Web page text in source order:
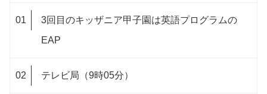
3回目のキッザニア甲子園は英語プログラムの
EAP
テレビ局（9時05分）